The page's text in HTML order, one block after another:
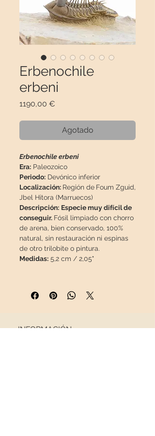
Erbenochile
erbeni
1190,00 €
Agotado
Erbenochile erbeni
Era: Paleozoico
Periodo: Devónico inferior
Localización: Región de Foum Zguid,
Jbel Hitora (Marruecos)
Descripción: Especie muy difícil de
conseguir. Fósil limpiado con chorro
de arena, bien conservado, 100%
natural, sin restauración ni espinas
de otro trilobite o pintura.
Medidas: 5,2 cm / 2,05"
en una caja especial
para que llegue en perfecto estado.
INFORMACIÓN